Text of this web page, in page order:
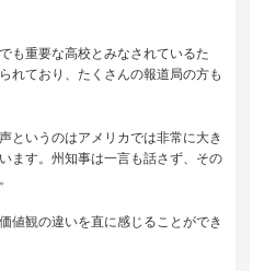
も重要な高校とみなされているた
れており、たくさんの報道局の方も
というのはアメリカでは非常に大き
ます。州知事は一言も話さず、その
値観の違いを直に感じることができ